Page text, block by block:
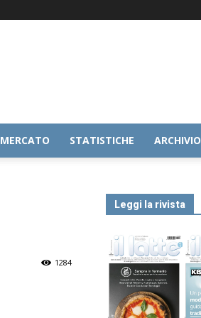
MERCATO STATISTICHE ARCHIVIO
1284
Leggi la rivista